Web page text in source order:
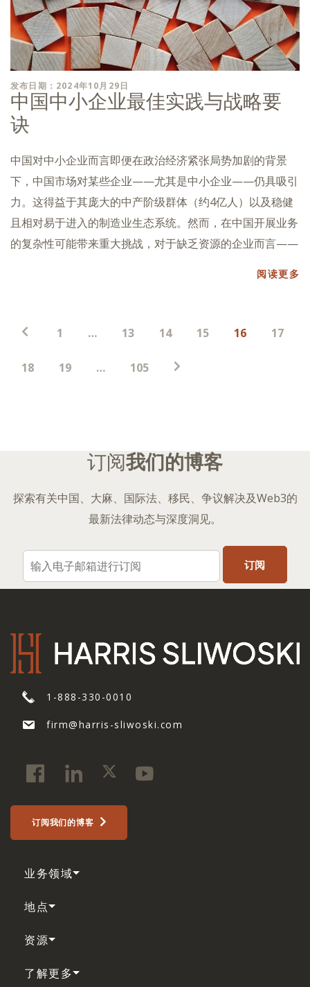
发布日期：2024年10月29日
中国中小企业最佳实践与战略要
诀
中国对中小企业而言即便在政治经济紧张局势加剧的背景
下，中国市场对某些企业——尤其是中小企业——仍具吸引
力。这得益于其庞大的中产阶级群体（约4亿人）以及稳健
且相对易于进入的制造业生态系统。然而，在中国开展业务
的复杂性可能带来重大挑战，对于缺乏资源的企业而言——
阅读更多
帖
1 … 13 14 15 16 17
18 19 … 105
订阅我们的博客
探索有关中国、大麻、国际法、移民、争议解决及Web3的
最新法律动态与深度洞见。
1-888-330-0010
firm@harris-sliwoski.com
订阅我们的博客
业务领域
地点
资源
了解更多